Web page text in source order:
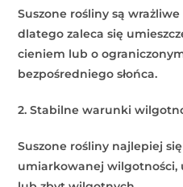
Suszone rośliny są
dlatego zaleca się
cieniem lub o
bezpośredniego słońca.
2. Stabilne warunki
Suszone rośliny najlepiej
umiarkowanej wilgotności,